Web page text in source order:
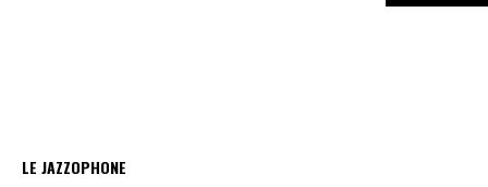
LE JAZZOPHONE